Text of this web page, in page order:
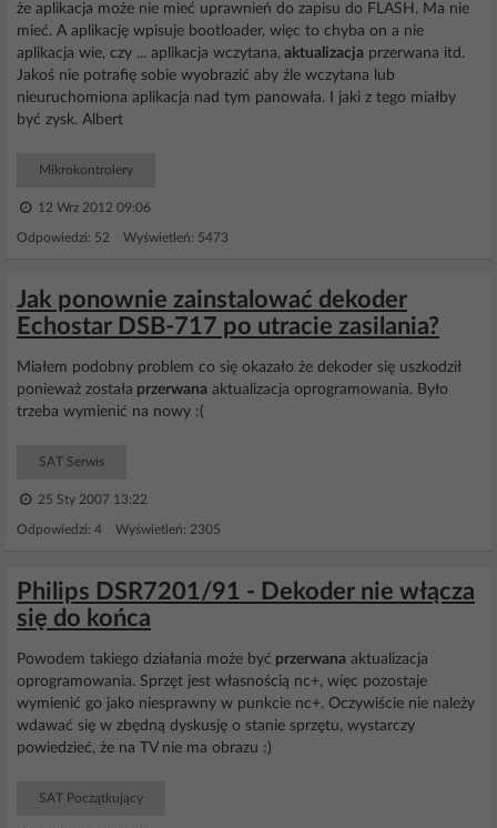
że aplikacja może nie mieć uprawnień do zapisu do FLASH. Ma nie
mieć. A aplikację wpisuje bootloader, więc to chyba on a nie
aplikacja wie, czy ... aplikacja wczytana, aktualizacja przerwana itd.
Jakoś nie potrafię sobie wyobrazić aby źle wczytana lub
nieuruchomiona aplikacja nad tym panowała. I jaki z tego miałby
być zysk. Albert
Mikrokontrolery
12 Wrz 2012 09:06
Odpowiedzi: 52 Wyświetleń: 5473
Jak ponownie zainstalować dekoder
Echostar DSB-717 po utracie zasilania?
Miałem podobny problem co się okazało że dekoder się uszkodził
ponieważ została przerwana aktualizacja oprogramowania. Było
trzeba wymienić na nowy :(
SAT Serwis
25 Sty 2007 13:22
Odpowiedzi: 4 Wyświetleń: 2305
Philips DSR7201/91 - Dekoder nie włącza
się do końca
Powodem takiego działania może być przerwana aktualizacja
oprogramowania. Sprzęt jest własnością nc+, więc pozostaje
wymienić go jako niesprawny w punkcie nc+. Oczywiście nie należy
wdawać się w zbędną dyskusję o stanie sprzętu, wystarczy
powiedzieć, że na TV nie ma obrazu :)
SAT Początkujący